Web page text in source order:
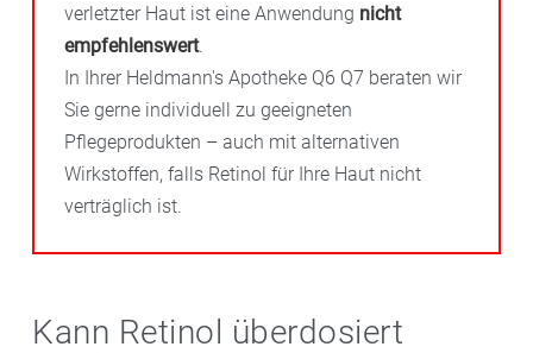
verletzter Haut ist eine Anwendung nicht
empfehlenswert.
In Ihrer Heldmann's Apotheke Q6 Q7 beraten wir
Sie gerne individuell zu geeigneten
Pflegeprodukten – auch mit alternativen
Wirkstoffen, falls Retinol für Ihre Haut nicht
verträglich ist.
Kann Retinol überdosiert